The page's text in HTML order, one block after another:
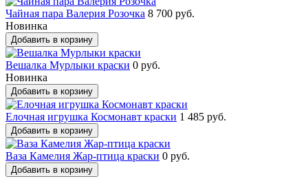
Чайная пара Валерия Розочка 8 700 руб.
Новинка
Добавить в корзину
Вешалка Мурлыки краски 0 руб.
Новинка
Добавить в корзину
Елочная игрушка Космонавт краски 1 485 руб.
Добавить в корзину
Ваза Камелия Жар-птица краски 0 руб.
Добавить в корзину